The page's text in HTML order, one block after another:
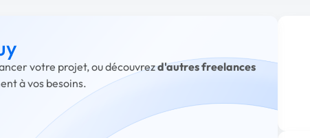
votre projet, ou découvrezd'autres freelances
à vos besoins.